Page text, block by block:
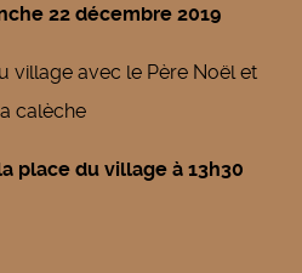
22 décembre 2019
village avec le Père Noël et
calèche
place du village à 13h30